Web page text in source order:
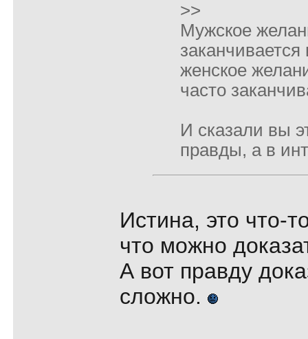
>>
Мужское
женское
часто
И сказали вы
правды, а в
Истина, это что-
что можно
А вот правду
сложно.